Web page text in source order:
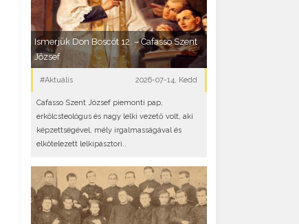
Ismerjük Don Boscót 12. – Cafasso Szent
József
#Aktuális 2026-07-14, Kedd
Cafasso Szent József piemonti pap,
erkölcsteológus és nagy lelki vezető volt, aki
képzettségével, mély irgalmasságával és
elkötelezett lelkipásztori..